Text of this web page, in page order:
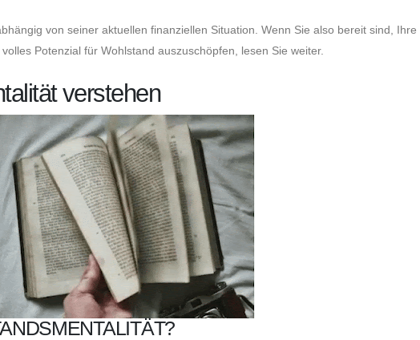
von seiner aktuellen finanziellen Situation. Wenn Sie also bereit sind, Ihre
Potenzial für Wohlstand auszuschöpfen, lesen Sie weiter.
verstehen